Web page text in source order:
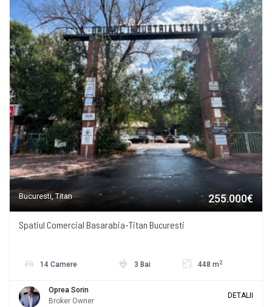
Bucuresti, Titan 255.000€
Spatiul Comercial Basarabia-Titan Bucuresti
14 Camere 3 Bai 448 m 2
Oprea Sorin
Broker Owner
DETALII